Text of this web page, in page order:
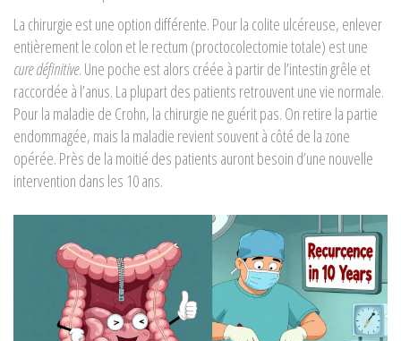
La chirurgie est une option différente. Pour la colite ulcéreuse, enlever
entièrement le colon et le rectum (proctocolectomie totale) est une
cure définitive. Une poche est alors créée à partir de l’intestin grêle et
raccordée à l’anus. La plupart des patients retrouvent une vie normale.
Pour la maladie de Crohn, la chirurgie ne guérit pas. On retire la partie
endommagée, mais la maladie revient souvent à côté de la zone
opérée. Près de la moitié des patients auront besoin d’une nouvelle
intervention dans les 10 ans.